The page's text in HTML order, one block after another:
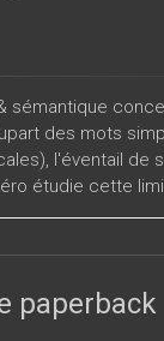
sémantique
des mots
l'éventail de
étudie cette
des
paperback